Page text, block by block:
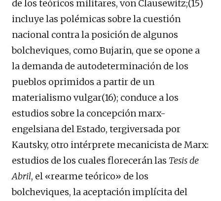
de los teóricos militares, von Clausewitz;(15)
incluye las polémicas sobre la cuestión
nacional contra la posición de algunos
bolcheviques, como Bujarin, que se opone a
la demanda de autodeterminación de los
pueblos oprimidos a partir de un
materialismo vulgar(16); conduce a los
estudios sobre la concepción marx-
engelsiana del Estado, tergiversada por
Kautsky, otro intérprete mecanicista de Marx:
estudios de los cuales florecerán las Tesis de
Abril, el «rearme teórico» de los
bolcheviques, la aceptación implícita del